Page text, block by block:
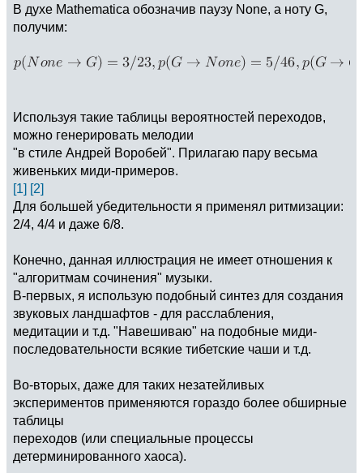
В духе Mathematica обозначив паузу None, а ноту G,
получим:
Используя такие таблицы вероятностей переходов,
можно генерировать мелодии
"в стиле Андрей Воробей". Прилагаю пару весьма
живеньких миди-примеров.
[1] [2]
Для большей убедительности я применял ритмизации:
2/4, 4/4 и даже 6/8.
Конечно, данная иллюстрация не имеет отношения к
"алгоритмам сочинения" музыки.
В-первых, я использую подобный синтез для создания
звуковых ландшафтов - для расслабления,
медитации и т.д. "Навешиваю" на подобные миди-
последовательности всякие тибетские чаши и т.д.
Во-вторых, даже для таких незатейливых
экспериментов применяются гораздо более обширные
таблицы
переходов (или специальные процессы
детерминированного хаоса).